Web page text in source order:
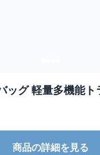
ッグ 軽量多機能ト
商品の詳細を見る